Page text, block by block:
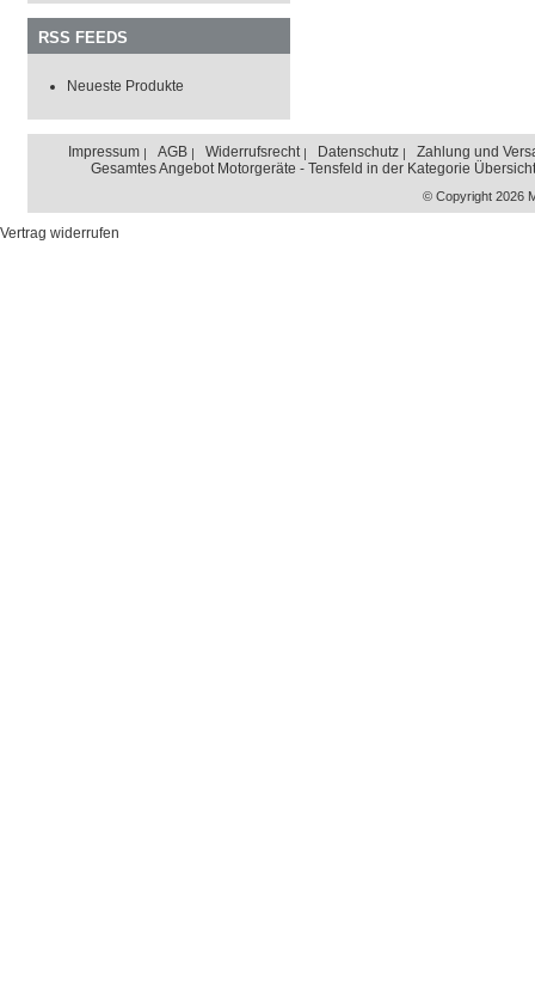
RSS FEEDS
Neueste Produkte
Impressum AGB Widerrufsrecht Datenschutz
Zahlung und
Gesamtes Angebot Motorgeräte - Tensfeld in der Kategorie Übersicht
© Copyright 2026
Vertrag widerrufen